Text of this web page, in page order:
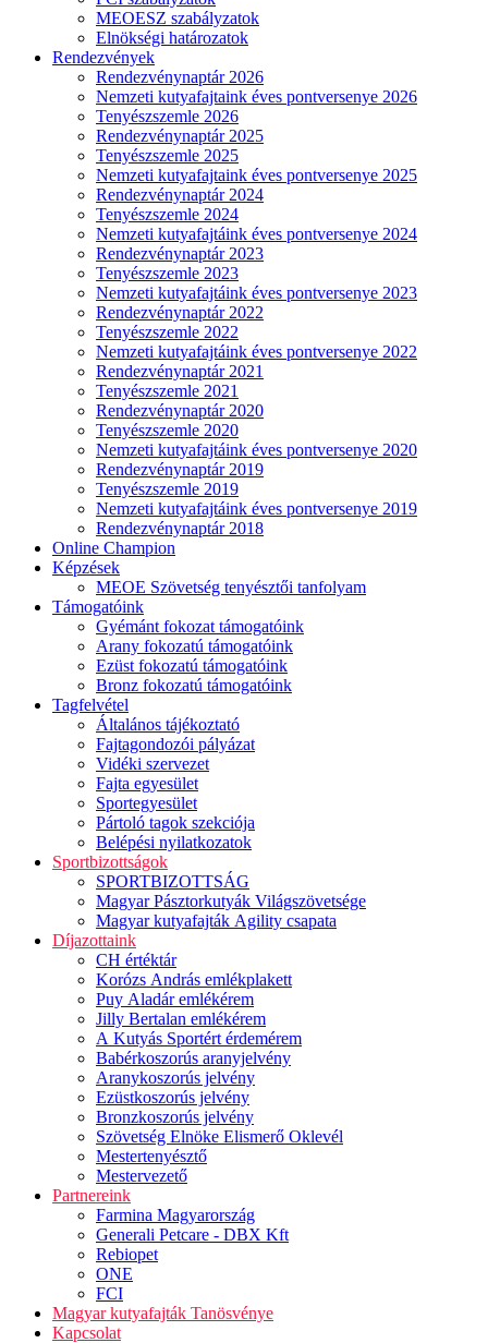
MEOESZ szabályzatok
Elnökségi határozatok
Rendezvények
Rendezvénynaptár 2026
Nemzeti kutyafajtaink éves pontversenye 2026
Tenyészszemle 2026
Rendezvénynaptár 2025
Tenyészszemle 2025
Nemzeti kutyafajtaink éves pontversenye 2025
Rendezvénynaptár 2024
Tenyészszemle 2024
Nemzeti kutyafajtáink éves pontversenye 2024
Rendezvénynaptár 2023
Tenyészszemle 2023
Nemzeti kutyafajtáink éves pontversenye 2023
Rendezvénynaptár 2022
Tenyészszemle 2022
Nemzeti kutyafajtáink éves pontversenye 2022
Rendezvénynaptár 2021
Tenyészszemle 2021
Rendezvénynaptár 2020
Tenyészszemle 2020
Nemzeti kutyafajtáink éves pontversenye 2020
Rendezvénynaptár 2019
Tenyészszemle 2019
Nemzeti kutyafajtáink éves pontversenye 2019
Rendezvénynaptár 2018
Online Champion
Képzések
MEOE Szövetség tenyésztői tanfolyam
Támogatóink
Gyémánt fokozat támogatóink
Arany fokozatú támogatóink
Ezüst fokozatú támogatóink
Bronz fokozatú támogatóink
Tagfelvétel
Általános tájékoztató
Fajtagondozói pályázat
Vidéki szervezet
Fajta egyesület
Sportegyesület
Pártoló tagok szekciója
Belépési nyilatkozatok
Sportbizottságok
SPORTBIZOTTSÁG
Magyar Pásztorkutyák Világszövetsége
Magyar kutyafajták Agility csapata
Díjazottaink
CH értéktár
Korózs András emlékplakett
Puy Aladár emlékérem
Jilly Bertalan emlékérem
A Kutyás Sportért érdemérem
Babérkoszorús aranyjelvény
Aranykoszorús jelvény
Ezüstkoszorús jelvény
Bronzkoszorús jelvény
Szövetség Elnöke Elismerő Oklevél
Mestertenyésztő
Mestervezető
Partnereink
Farmina Magyarország
Generali Petcare - DBX Kft
Rebiopet
ONE
FCI
Magyar kutyafajták Tanösvénye
Kapcsolat